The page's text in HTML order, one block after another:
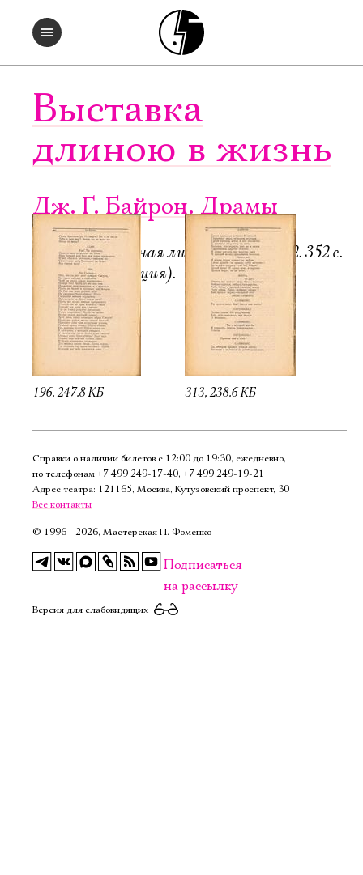
Выставка
длиною в жизнь
Дж. Г. Байрон. Драмы
Пб.-М.: Всемирная литература, 1922. 352 с.
6000 экз. (редакция).
196, 247.8 КБ 313, 238.6 КБ
Справки о наличии билетов с 12:00 до 19:30, ежедневно,
по телефонам +7 499 249‑17‑40, +7 499 249‑19‑21
Адрес театра: 121165, Москва, Кутузовский проспект, 30
Все контакты
© 1996—2026, Мастерская П. Фоменко
Подписаться
на рассылку
Версия для слабовидящих